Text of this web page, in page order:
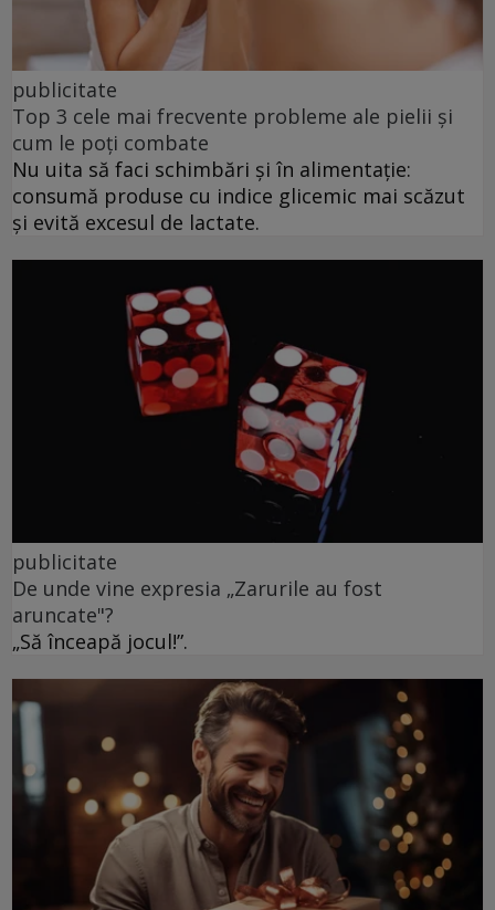
publicitate
Top 3 cele mai frecvente probleme ale pielii și
cum le poți combate
Nu uita să faci schimbări și în alimentație:
consumă produse cu indice glicemic mai scăzut
și evită excesul de lactate.
publicitate
De unde vine expresia „Zarurile au fost
aruncate"?
„Să înceapă jocul!”.